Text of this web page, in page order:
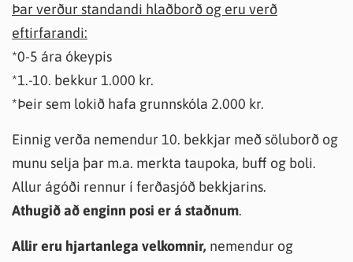
Þar verður standandi hlaðborð og eru verð
eftirfarandi:
*0-5 ára ókeypis
*1.-10. bekkur 1.000 kr.
*Þeir sem lokið hafa grunnskóla 2.000 kr.
Einnig verða nemendur 10. bekkjar með söluborð og
munu selja þar m.a. merkta taupoka, buff og boli.
Allur ágóði rennur í ferðasjóð bekkjarins.
Athugið að enginn posi er á staðnum.
Allir eru hjartanlega velkomnir, nemendur og